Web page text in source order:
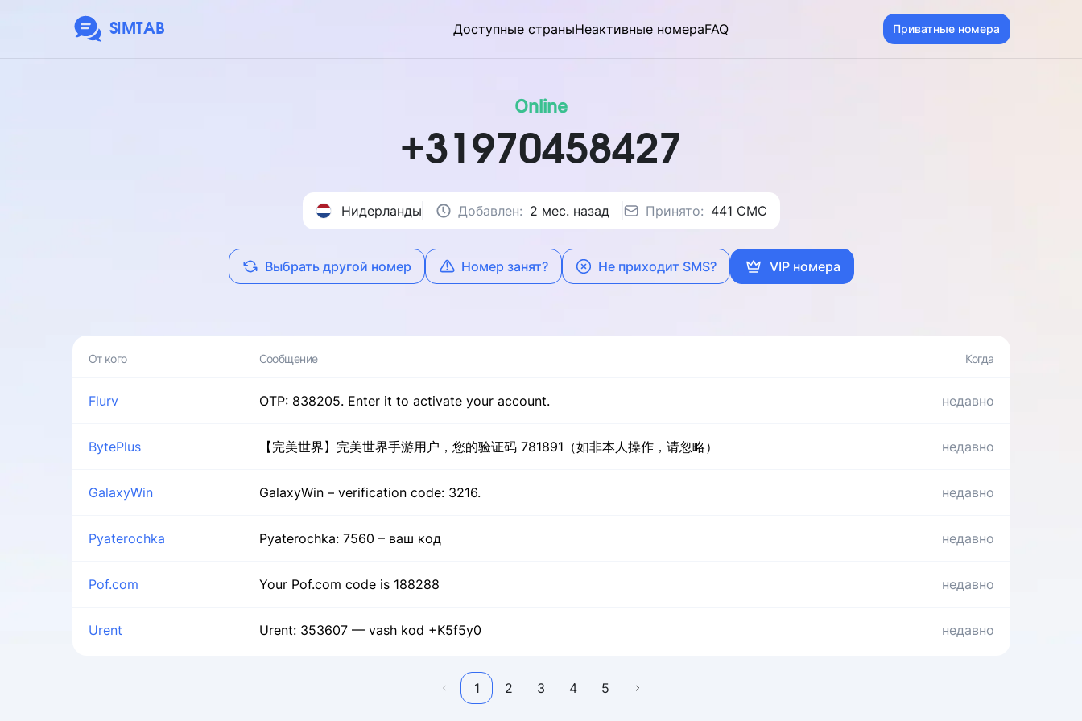
SIMTAB Доступные страныНеактивные номераFAQ Приватные номера
Online
+31970458427
Нидерланды Добавлен: 2 мес. назад Принято: 441 CMC
Выбрать другой номер Номер занят? Не приходит SMS? VIP номера
Flurv недавно
OTP: 838205. Enter it to activate your account.
BytePlus недавно
【完美世界】完美世界手游用户，您的验证码 781891（如非本人操作，请忽略）
GalaxyWin недавно
GalaxyWin – verification code: 3216.
Pyaterochka недавно
Pyaterochka: 7560 – ваш код
Pof.com недавно
Your Pof.com code is 188288
Urent недавно
Urent: 353607 — vash kod +K5f5y0
1 2 3 4 5